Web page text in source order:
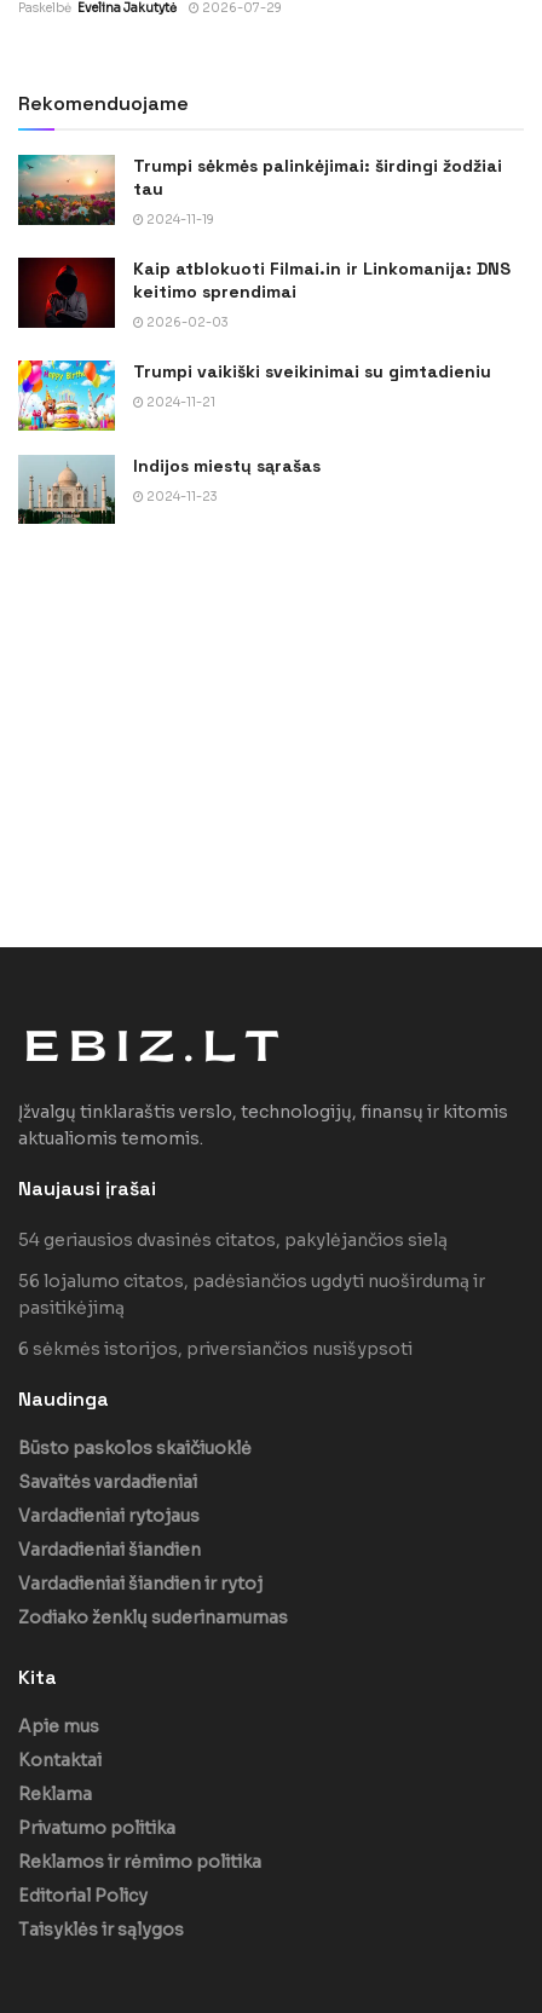
Paskelbė Evelina Jakutytė 2026-07-29
Rekomenduojame
Trumpi sėkmės palinkėjimai: širdingi žodžiai
tau
2024-11-19
Kaip atblokuoti Filmai.in ir Linkomanija: DNS
keitimo sprendimai
2026-02-03
Trumpi vaikiški sveikinimai su gimtadieniu
2024-11-21
Indijos miestų sąrašas
2024-11-23
Įžvalgų tinklaraštis verslo, technologijų, finansų ir kitomis
aktualiomis temomis.
Naujausi įrašai
54 geriausios dvasinės citatos, pakylėjančios sielą
56 lojalumo citatos, padėsiančios ugdyti nuoširdumą ir
pasitikėjimą
6 sėkmės istorijos, priversiančios nusišypsoti
Naudinga
Būsto paskolos skaičiuoklė
Savaitės vardadieniai
Vardadieniai rytojaus
Vardadieniai šiandien
Vardadieniai šiandien ir rytoj
Zodiako ženklų suderinamumas
Kita
Apie mus
Kontaktai
Reklama
Privatumo politika
Reklamos ir rėmimo politika
Editorial Policy
Taisyklės ir sąlygos